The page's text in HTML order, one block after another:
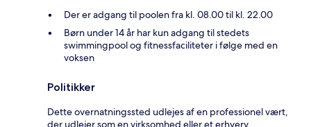
Der er adgang til poolen fra kl. 08.00 til kl. 22.00
Børn under 14 år har kun adgang til stedets
swimmingpool og fitnessfaciliteter i følge med en
voksen
Politikker
Dette overnatningssted udlejes af en professionel vært,
der udlejer som en virksomhed eller et erhverv.